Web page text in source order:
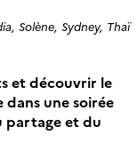
Solène, Sydney, Thaï
et découvrir le
une soirée
partage et du